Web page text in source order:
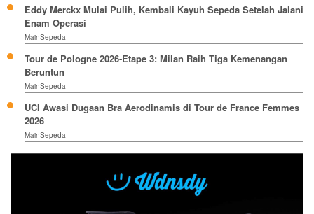
Eddy Merckx Mulai Pulih, Kembali Kayuh Sepeda Setelah Jalani
Enam Operasi
MainSepeda
Tour de Pologne 2026-Etape 3: Milan Raih Tiga Kemenangan
Beruntun
MainSepeda
UCI Awasi Dugaan Bra Aerodinamis di Tour de France Femmes
2026
MainSepeda